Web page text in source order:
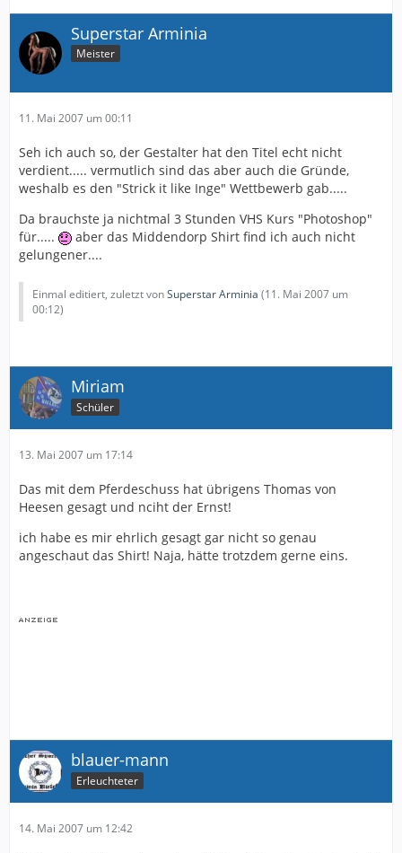
Superstar Arminia
Meister
11. Mai 2007 um 00:11
Seh ich auch so, der Gestalter hat den Titel echt nicht
verdient..... vermutlich sind das aber auch die Gründe,
weshalb es den "Strick it like Inge" Wettbewerb gab.....
Da brauchste ja nichtmal 3 Stunden VHS Kurs "Photoshop"
für.....
aber das Middendorp Shirt find ich auch nicht
gelungener....
Einmal editiert, zuletzt vonSuperstar Arminia (11. Mai 2007 um
00:12)
Miriam
Schüler
13. Mai 2007 um 17:14
Das mit dem Pferdeschuss hat übrigens Thomas von
Heesen gesagt und nciht der Ernst!
ich habe es mir ehrlich gesagt gar nicht so genau
angeschaut das Shirt! Naja, hätte trotzdem gerne eins.
blauer-mann
Erleuchteter
14. Mai 2007 um 12:42